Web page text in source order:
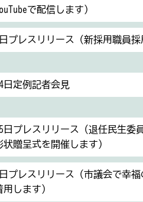
で配信します）
プレスリリース（新採用職員採
日定例記者会見
日プレスリリース（退任民生委
贈呈式を開催します）
プレスリリース（市議会で幸福
します）